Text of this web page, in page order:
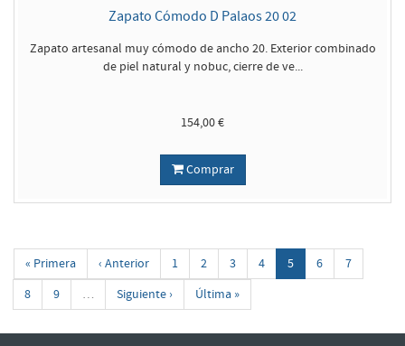
Zapato Cómodo D Palaos 20 02
Zapato artesanal muy cómodo de ancho 20. Exterior combinado
de piel natural y nobuc, cierre de ve...
154,00 €
Comprar
« Primera ‹ Anterior 1 2 3 4 5 6
7
8
9 … Siguiente › Última »